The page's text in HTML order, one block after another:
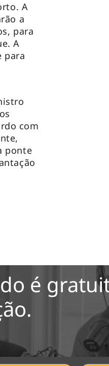
A
a
para
A
para
com
ponte
é